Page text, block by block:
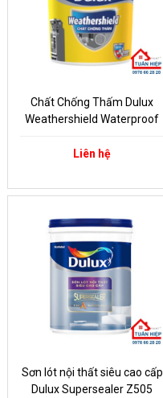
Chất Chống Thấm Dulux
Weathershield Waterproof
Liên hệ
Sơn lót nội thất siêu cao cấp
Dulux Supersealer Z505